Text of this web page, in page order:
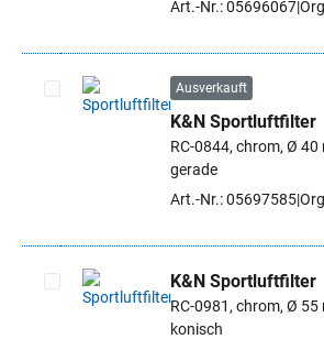
Art.-Nr.: 05696067
Artikel auswählen
Ausverkauft
K&N Sportluftfilter
RC-0844, chrom, Ø 40
gerade
Art.-Nr.: 05697585
Artikel auswählen
K&N Sportluftfilter
RC-0981, chrom, Ø 55
konisch